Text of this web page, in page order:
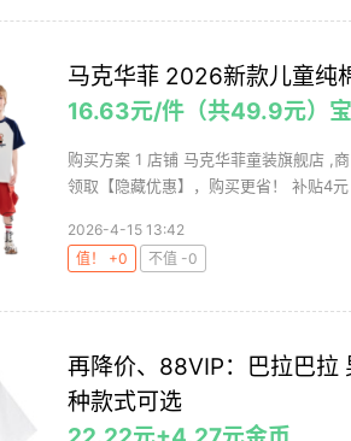
马克华菲 2026新款儿童纯
16.63元/件（共49.9元）
购买方案 1 店铺 马克华菲童装旗舰店 ,
领取【隐藏优惠】，购买更省！ 补贴4
2026-4-15 13:42
值！ +0
不值 -0
再降价、88VIP：巴拉巴拉
种款式可选